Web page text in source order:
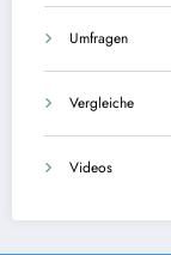
Umfragen
Vergleiche
Videos